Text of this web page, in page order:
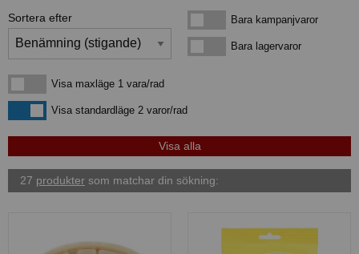
Sortera efter Bara kampanjvarorBara kampanjvaror
Bara lagervarorBara lagervaror
Visa maxläge 1 vara/rad
Visa maxläge 1 vara/rad
Visa standardlägeVisa standardläge 2 varor/rad
27 produkter som matchar din sökning: